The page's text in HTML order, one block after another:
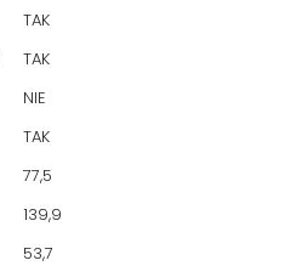
TAK
TAK
NIE
TAK
77,5
139,9
53,7